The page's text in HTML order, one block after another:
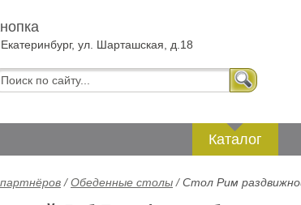
Екатеринбург, ул. Шарташская, д.18
Каталог
/Обеденные столы /Стол Рим